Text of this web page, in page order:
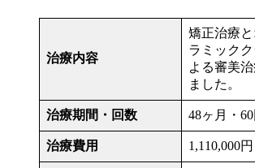
治療内容
矯正治療
ラミック
よる審美
ました。
治療期間・回数 48ヶ月・60
治療費用 1,110,000